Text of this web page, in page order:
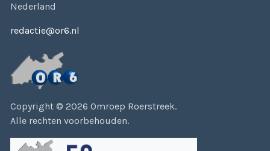
Nederland
redactie@or6.nl
Copyright © 2026 Omroep Roerstreek.
Alle rechten voorbehouden.